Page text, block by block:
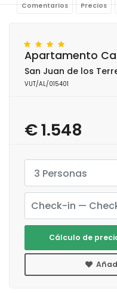
Comentarios Precios
Apartamento
San Juan de los
VUT/AL/015401
€ 1.548
3 Personas
Cálculo de